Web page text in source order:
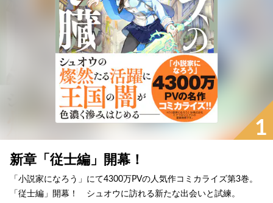
1
新章「従士編」開幕！
「小説家になろう」にて4300万PVの人気作コミカライズ第3巻。
「従士編」開幕！ シュオウに訪れる新たな出会いと試練。